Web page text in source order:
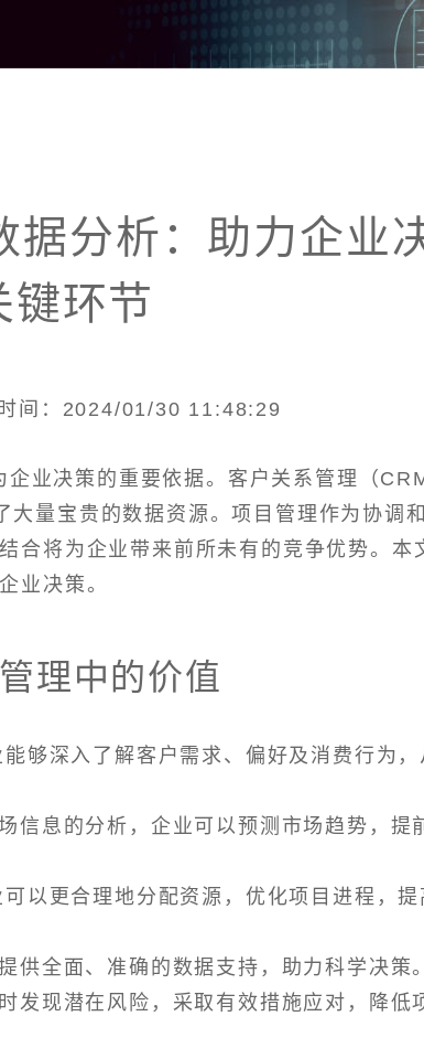
据分析：助力企业
键环节
：2024/01/30 11:48:29
业决策的重要依据。客户关系管理（
量宝贵的数据资源。项目管理作为协调
合将为企业带来前所未有的竞争优势。本
业决策。
理中的价值
够深入了解客户需求、偏好及消费行为，
信息的分析，企业可以预测市场趋势，提
以更合理地分配资源，优化项目进程，提
全面、准确的数据支持，助力科学决策。
发现潜在风险，采取有效措施应对，降低